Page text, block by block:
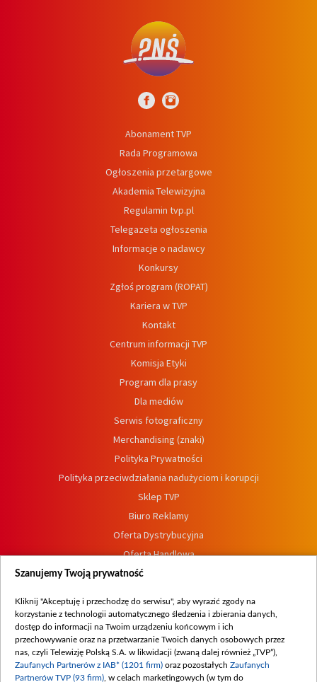
Abonament TVP
Rada Programowa
Ogłoszenia przetargowe
Akademia Telewizyjna
Regulamin tvp.pl
Telegazeta ogłoszenia
Informacje o nadawcy
Konkursy
Zgłoś program (ROPAT)
Kariera w TVP
Kontakt
Centrum informacji TVP
Komisja Etyki
Program dla prasy
Dla mediów
Serwis fotograficzny
Merchandising (znaki)
Polityka Prywatności
Polityka przeciwdziałania nadużyciom i korupcji
Sklep TVP
Biuro Reklamy
Oferta Dystrybucyjna
Oferta Handlowa
Dostępność
Procedura zgłoszeń wewnętrznych
Szanujemy Twoją prywatność
Kliknij "Akceptuję i przechodzę do serwisu", aby wyrazić zgody na
korzystanie z technologii automatycznego śledzenia i zbierania danych,
dostęp do informacji na Twoim urządzeniu końcowym i ich
przechowywanie oraz na przetwarzanie Twoich danych osobowych przez
nas, czyli Telewizję Polską S.A. w likwidacji (zwaną dalej również „TVP”),
Zaufanych Partnerów z IAB* (1201 firm) oraz pozostałych Zaufanych
Partnerów TVP (93 firm) , w celach marketingowych (w tym do